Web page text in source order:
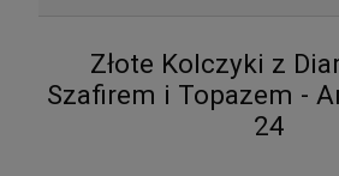
Złote Kolczyki z
Szafirem i Topazem -
24